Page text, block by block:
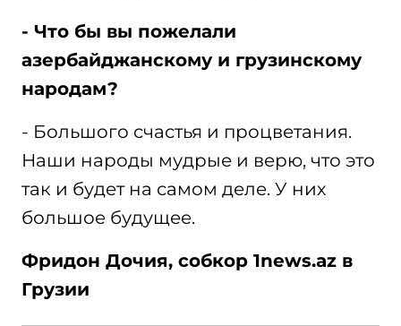
- Что бы вы пожелали
азербайджанскому и грузинскому
народам?
- Большого счастья и процветания.
Наши народы мудрые и верю, что это
так и будет на самом деле. У них
большое будущее.
Фридон Дочия, собкор 1news.az в
Грузии